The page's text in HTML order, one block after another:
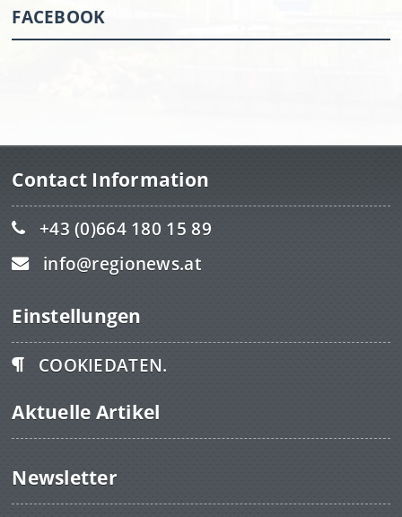
FACEBOOK
Contact Information
+43 (0)664 180 15 89
info@regionews.at
Einstellungen
COOKIEDATEN.
Aktuelle Artikel
Newsletter